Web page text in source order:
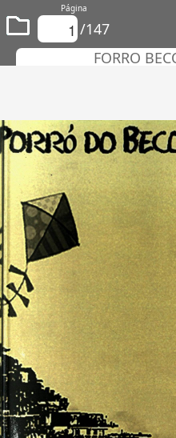
Página
/147
FORRO